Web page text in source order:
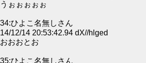
うぉぉぉぉぉ
34:ひよこ名無しさん
14/12/14 20:53:42.94 dX//hlged
おおおとお
35:ひよこ名無しさん